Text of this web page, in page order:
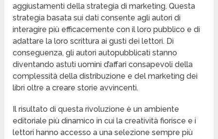
aggiustamenti della strategia di marketing. Questa
strategia basata sui dati consente agli autori di
interagire più efficacemente con il loro pubblico e di
adattare la loro scrittura ai gusti dei lettori. Di
conseguenza, gli autori autopubblicati stanno
diventando astuti uomini d’affari consapevoli della
complessità della distribuzione e del marketing dei
libri oltre a creare storie avvincenti.
Il risultato di questa rivoluzione è un ambiente
editoriale più dinamico in cui la creatività fiorisce e i
lettori hanno accesso a una selezione sempre più